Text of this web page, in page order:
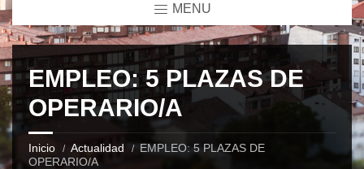
MENU
EMPLEO: 5 PLAZAS DE
OPERARIO/A
Inicio Actualidad
EMPLEO: 5 PLAZAS DE
OPERARIO/A